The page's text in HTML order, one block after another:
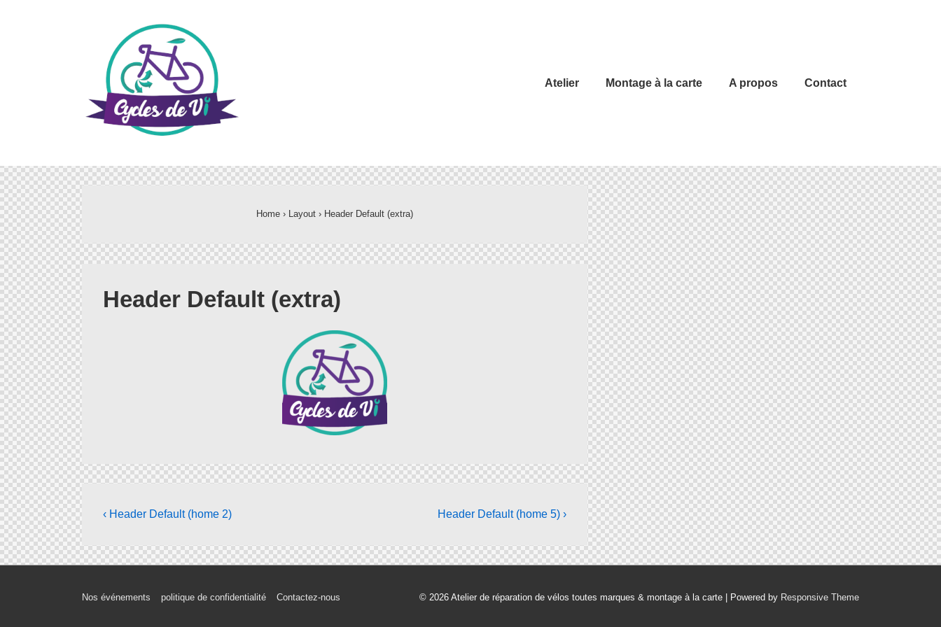
Atelier Montage à la carte A propos Contact
Home › Layout › Header Default (extra)
Header Default (extra)
‹ Header Default (home 2) Header Default (home 5) ›
Nos événements politique de confidentialité Contactez-nous © 2026 Atelier de réparation de vélos toutes marques & montage à la carte | Powered by Responsive Theme